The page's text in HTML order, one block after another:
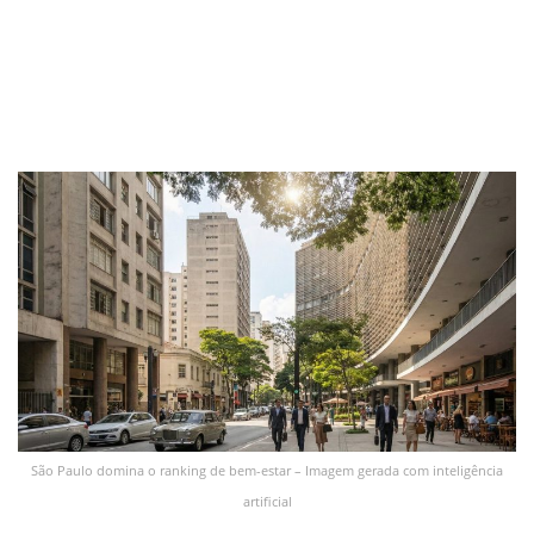
São Paulo domina o ranking de bem-estar – Imagem gerada com inteligência
artificial